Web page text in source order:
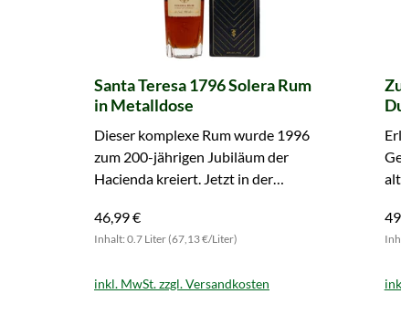
Santa Teresa 1796 Solera Rum
in Metalldose
Dieser komplexe Rum wurde 1996
zum 200-jährigen Jubiläum der
Hacienda kreiert. Jetzt in der
46,99 €
Inhalt: 0.7 Liter (67,13 €/Liter)
inkl. MwSt. zzgl. Versandkosten